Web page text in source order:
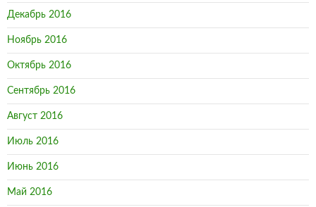
Декабрь 2016
Ноябрь 2016
Октябрь 2016
Сентябрь 2016
Август 2016
Июль 2016
Июнь 2016
Май 2016